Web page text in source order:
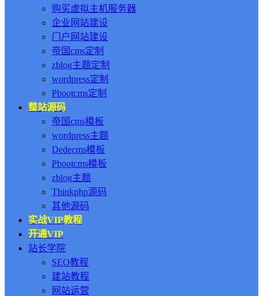
购买虚拟主机服务器
企业网站建设
门户网站建设
帝国cms定制
zblog主题定制
wordpress定制
Pbootcms定制
整站源码
帝国cms模板
wordpress主题
Dedecms模板
Pbootcms模板
zblog主题
Thinkphp源码
其他源码
实战VIP教程
开通VIP
站长学院
SEO教程
建站教程
网站运营